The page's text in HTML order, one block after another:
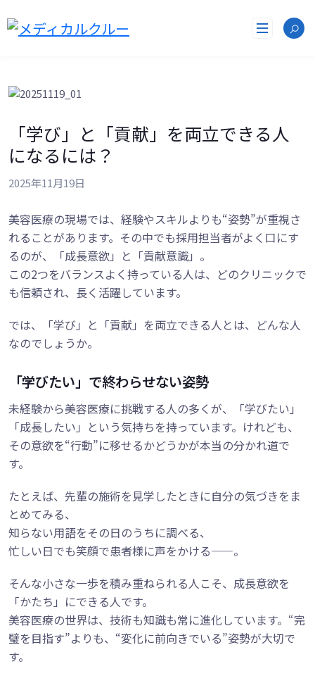
ン
へ
ス
「学び」と「貢献」を両立できる人
になるには？
2025年11月19日
美容医療の現場では、経験やスキルよりも“姿勢”が重視さ
れることがあります。その中でも採用担当者がよく口にす
るのが、「成長意欲」と「貢献意識」。
この2つをバランスよく持っている人は、どのクリニックで
も信頼され、長く活躍しています。
では、「学び」と「貢献」を両立できる人とは、どんな人
なのでしょうか。
「学びたい」で終わらせない姿勢
未経験から美容医療に挑戦する人の多くが、「学びたい」
「成長したい」という気持ちを持っています。けれども、
その意欲を“行動”に移せるかどうかが本当の分かれ道で
す。
たとえば、先輩の施術を見学したときに自分の気づきをま
とめてみる、
知らない用語をその日のうちに調べる、
忙しい日でも笑顔で患者様に声をかける——。
そんな小さな一歩を積み重ねられる人こそ、成長意欲を
「かたち」にできる人です。
美容医療の世界は、技術も知識も常に進化しています。“完
璧を目指す”よりも、“変化に前向きでいる”姿勢が大切で
す。